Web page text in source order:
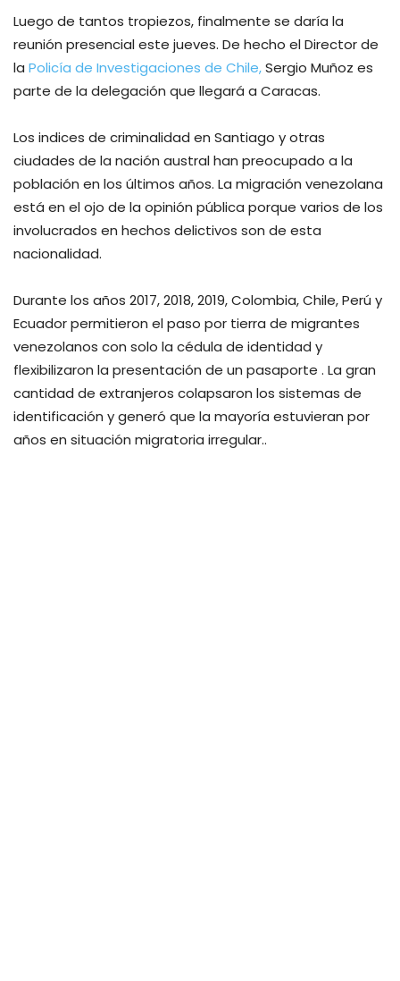
Luego de tantos tropiezos, finalmente se daría la
reunión presencial este jueves. De hecho el Director de
la Policía de Investigaciones de Chile,Sergio Muñoz es
parte de la delegación que llegará a Caracas.
Los indices de criminalidad en Santiago y otras
ciudades de la nación austral han preocupado a la
población en los últimos años. La migración venezolana
está en el ojo de la opinión pública porque varios de los
involucrados en hechos delictivos son de esta
nacionalidad.
Durante los años 2017, 2018, 2019, Colombia, Chile, Perú y
Ecuador permitieron el paso por tierra de migrantes
venezolanos con solo la cédula de identidad y
flexibilizaron la presentación de un pasaporte . La gran
cantidad de extranjeros colapsaron los sistemas de
identificación y generó que la mayoría estuvieran por
años en situación migratoria irregular..